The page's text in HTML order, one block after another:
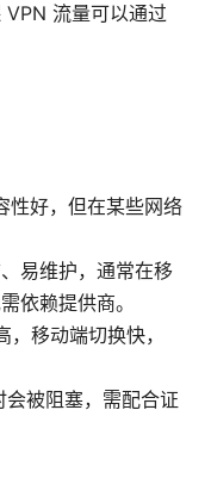
流量可以通过
性好，但在某些网络
易维护，通常在移
依赖提供商。
移动端切换快，
被阻塞，需配合证